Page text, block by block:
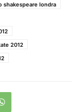
shakespeare londra
2012